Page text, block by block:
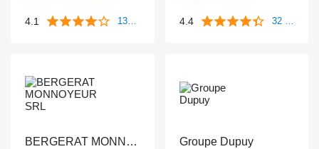
4.1 133 отзыва 4.4 32 отзыва
BERGERAT MONNOYEUR SRL
Groupe Dupuy